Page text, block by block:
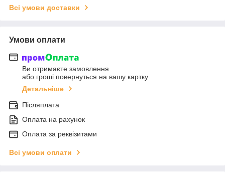
Всі умови доставки
Умови оплати
Ви отримаєте замовлення
або гроші повернуться на вашу картку
Детальніше
Післяплата
Оплата на рахунок
Оплата за реквізитами
Всі умови оплати